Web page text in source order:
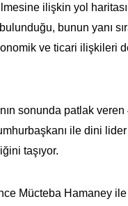
ilişkin yol
bunun yanı
ve ticari ilişkileri
sonunda patlak
ile dini
taşıyor.
Mücteba Hamaney ile